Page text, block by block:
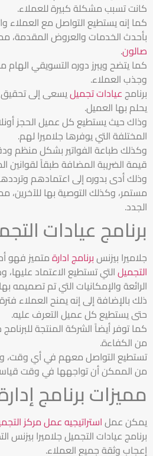
كانت تسبب مشكلة كبيرة للعملاء.
كما إنه يستطيع التواصل مع العملاء
بأحدث الخدمات والعروض المقدمة،
صالون.
كما يتضح ويبرز دوره التسويقي الهام
وجذب العملاء.
برنامجعيادات تجميليسعى إلى تحقيق
يحلم بها العميل.
وذاك حيث يستطيع كل عميل الحجز
المختلفة التي يوفرها جلاميرا لهم.
وكذلك طباعة الفواتير بشكل منظم
قيمة الضريبة المضافة طبقاً لقوانين
وذلك أدى بدوره إلى اعتمادهم
مستمر، وكذلك التوصية بها للآخرين،
الجدد.
برنامج عيادات
جلاميرا بيزنسبرنامج ادارةمتميز فهو
التجميلالتي تستطيع الاعتماد
الرائعة والإمكانيات التي تم تصميمه
ذلك بالإضافة إلى إنه يمنح العملاء
حتى يستطيع كل عميل التعرف عليه.
كما توفر أيضاً الشركة المنتجة
من الكفاءة.
تستطيع التواصل معهم في أي وقت،
من الممكن أن تواجهها في وقت
مميزات برنامج
يمكن عملاستراتيجيه عمل مركز
برنامج عيادات التجميل جلاميرا بيزنس
إعجاب وثقة جميع العملاء.